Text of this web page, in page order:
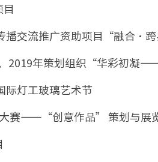
播交流推广资助项目“融合˙跨
2019年策划组织“华彩初凝
际灯工玻璃艺术节
大赛——“创意作品” 策划与展